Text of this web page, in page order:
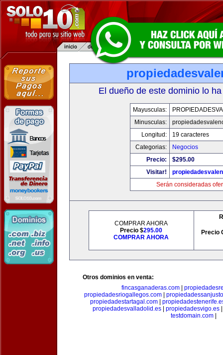
El dueño de este dominio lo
Mayusculas:
Minusculas:
Longitud:
19 caracteres
Categorias:
Negocios
Precio:
$295.00
Visitar!
Serán consideradas
COMPRAR AHORA
Precio $295.00
COMPRAR AHORA
Precio
Otros dominios en venta:
fincasganaderas.com|
propiedadesriogallegos.com|
propiedadestartagal.com|
propiedadesvalladolid.es
propiedadesvigo.es
testdomain.com